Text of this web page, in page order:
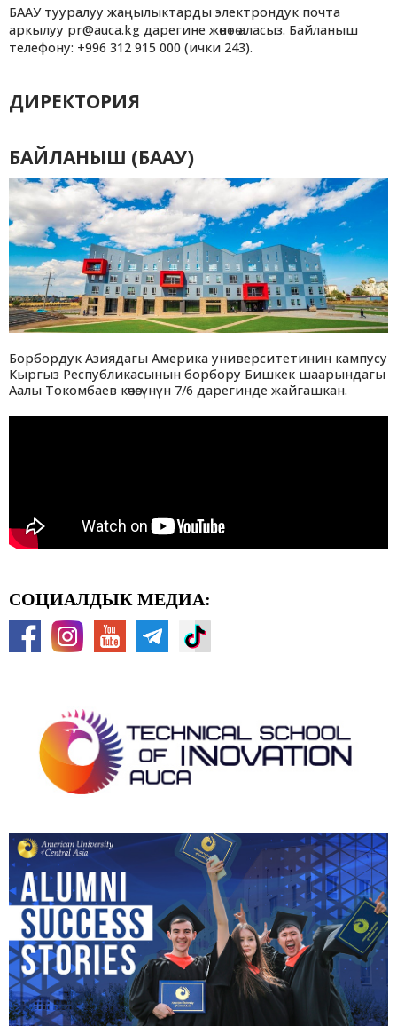
БААУ тууралуу жаңылыктарды электрондук почта
аркылуу pr@auca.kg дарегине жөнөтө аласыз. Байланыш
телефону: +996 312 915 000 (ички 243).
ДИРЕКТОРИЯ
БАЙЛАНЫШ (БААУ)
Борбордук Азиядагы Америка университетинин кампусу
Кыргыз Республикасынын борбору Бишкек шаарындагы
Аалы Токомбаев көчөсүнүн 7/6 дарегинде жайгашкан.
СОЦИАЛДЫК МЕДИА: